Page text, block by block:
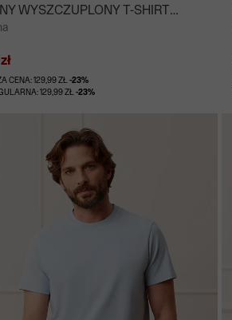
WYSZCZUPLONY T-SHIRT
CENA: 129,99 ZŁ -23%
129,99 ZŁ -23%